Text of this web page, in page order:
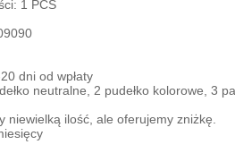
1 PCS
dni od wpłaty
neutralne, 2 pudełko kolorowe, 3
niewielką ilość, ale oferujemy zniżkę.